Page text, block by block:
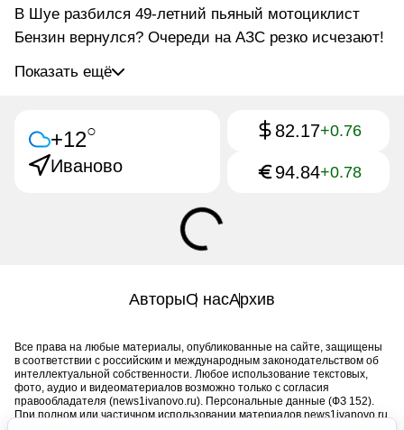
В Шуе разбился 49-летний пьяный мотоциклист
Бензин вернулся? Очереди на АЗС резко исчезают!
Показать ещё
+12○
Иваново
82.17+0.76
94.84+0.78
АвторыО насАрхив
Все права на любые материалы, опубликованные на сайте, защищены
в соответствии с российским и международным законодательством об
интеллектуальной собственности. Любое использование текстовых,
фото, аудио и видеоматериалов возможно только с согласия
правообладателя (news1ivanovo.ru). Персональные данные (ФЗ 152).
При полном или частичном использовании материалов news1ivanovo.ru